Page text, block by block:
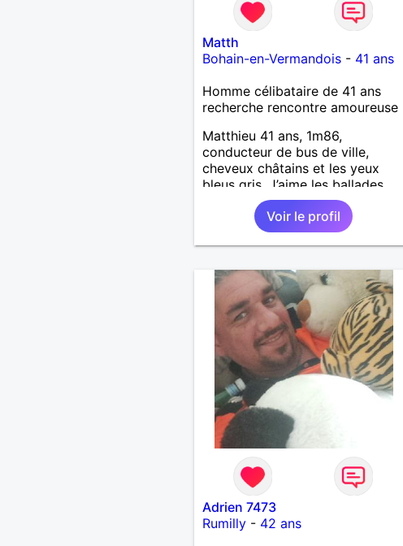
Matth
Bohain-en-Vermandois- 41 ans
Homme célibataire de 41 ans
recherche rencontre amoureuse
Matthieu 41 ans, 1m86,
conducteur de bus de ville,
cheveux châtains et les yeux
bleus gris. J’aime les ballades,
faire du sport, sortir. Je ne fume
pas, alcool occasionnellement et
j’ai 3 magnifiques filles 17,14,11
Voir le profil
Adrien 7473
Rumilly- 42 ans